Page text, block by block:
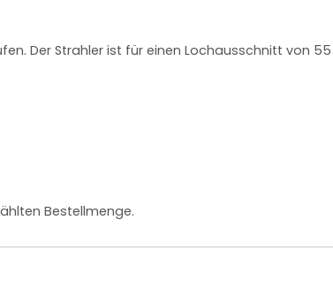
Der Strahler ist für einen Lochausschnitt von
Bestellmenge.